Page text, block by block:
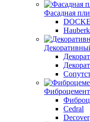
Фасадная
DOCKE
Hauberk
Cedral
Decover